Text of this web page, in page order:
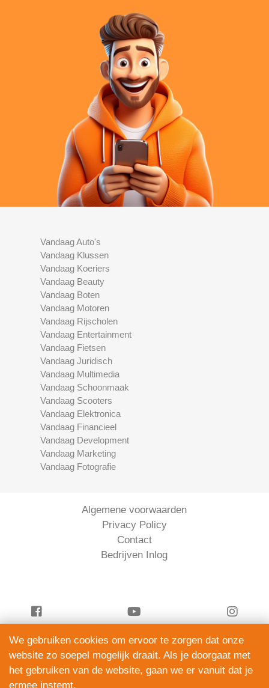
Vandaag Auto's
Vandaag Klussen
Vandaag Koeriers
Vandaag Beauty
Vandaag Boten
Vandaag Motoren
Vandaag Rijscholen
Vandaag Entertainment
Vandaag Fietsen
Vandaag Juridisch
Vandaag Multimedia
Vandaag Schoonmaak
Vandaag Scooters
Vandaag Elektronica
Vandaag Financieel
Vandaag Development
Vandaag Marketing
Vandaag Fotografie
Algemene voorwaarden
Privacy Policy
Contact
Bedrijven Inlog
Vandaag Juridisch is onderdeel van
ServiceRight B.V. | KVK 90914872
We gebruiken cookies om ervoor te zorgen dat onze
website zo soepel mogelijk draait. Als je doorgaat met
het gebruiken van de website, gaan we er vanuit dat je
ermee instemt.